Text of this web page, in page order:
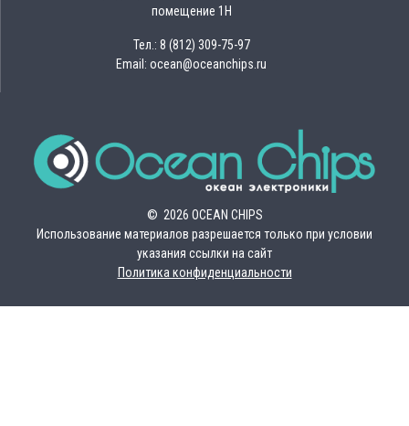
помещение 1Н
Тел.: 8 (812) 309-75-97
Email: ocean@oceanchips.ru
© 2026 OCEAN CHIPS
Использование материалов разрешается только при условии
указания ссылки на сайт
Политика конфиденциальности